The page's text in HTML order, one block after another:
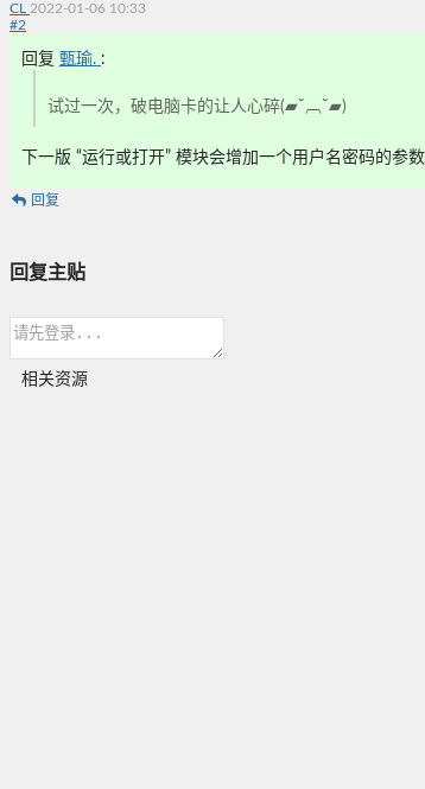
CL 2022-01-06 10:33
#2
回复 甄瑜. :
试过一次，破电脑卡的让人心碎(▰˘︹˘▰)
下一版 “运行或打开” 模块会增加一个用户名密码的参
回复
回复主贴
相关资源